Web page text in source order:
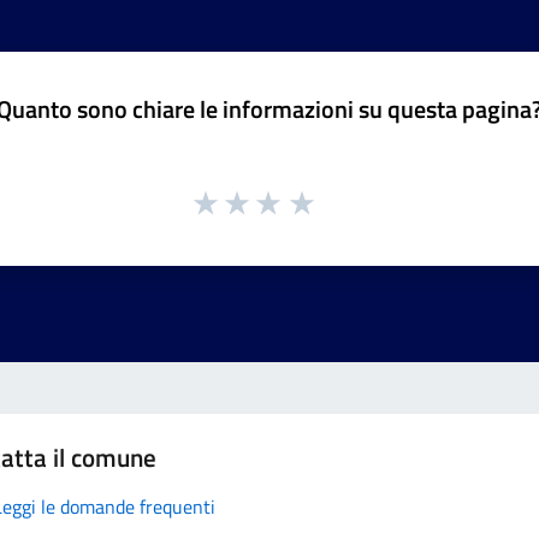
sono chiare le informazioni su questa
il comune
le domande frequenti